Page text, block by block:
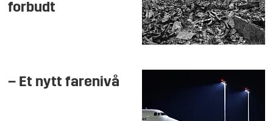
forbudt
– Et nytt farenivå